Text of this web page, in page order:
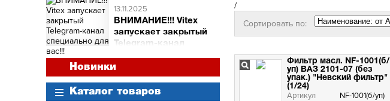
ВНИМАНИЕ!!! Видео-
конкурс для автосервисов
и торговых точек
Сними видео с Vitex -
Quantum Molibden
13.11.2025
ВНИМАНИЕ!!! Vitex
запускает закрытый
Telegram-канал
ВНИМАНИЕ!!!
Telegram-канал
специально для вас!!!
Новинки
Каталог товаров
/
Сортировать по:
Фильтр масл. NF-1001(б/
уп) ВАЗ 2101-07 (без
упак.) "Невский фильтр"
(1/24)
Артикул
NF-1001(б/уп)